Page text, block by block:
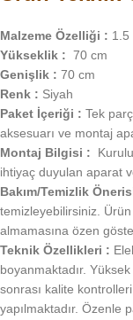
Malzeme Özelliği : 1.5
Yükseklik : 70 cm
Genişlik : 70 cm
Renk : Siyah
Paket İçeriği : Tek
aksesuarı ve montaj
Montaj Bilgisi :
ihtiyaç duyulan aparat
Bakım/Temizlik
temizleyebilirsiniz. Ürün
almamasına özen
Teknik Özellikleri :
boyanmaktadır.
sonrası kalite
yapılmaktadır. Özenle